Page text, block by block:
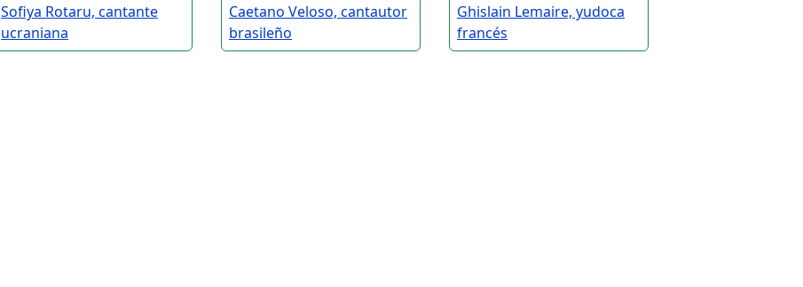
Sofiya Rotaru, cantante
ucraniana
Caetano Veloso, cantautor
brasileño
Ghislain Lemaire, yudoca
francés